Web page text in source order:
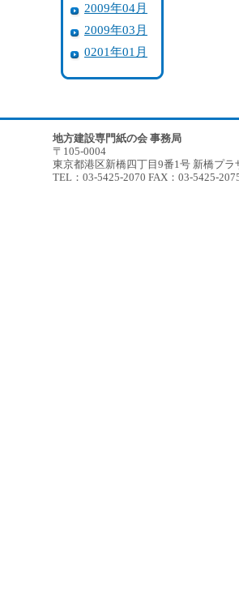
2009年04月
2009年03月
0201年01月
地方建設専門紙の会 事務局
〒105-0004
東京都港区新橋四丁目9番1号 新橋プ
TEL：03-5425-2070 FAX：03-5425-